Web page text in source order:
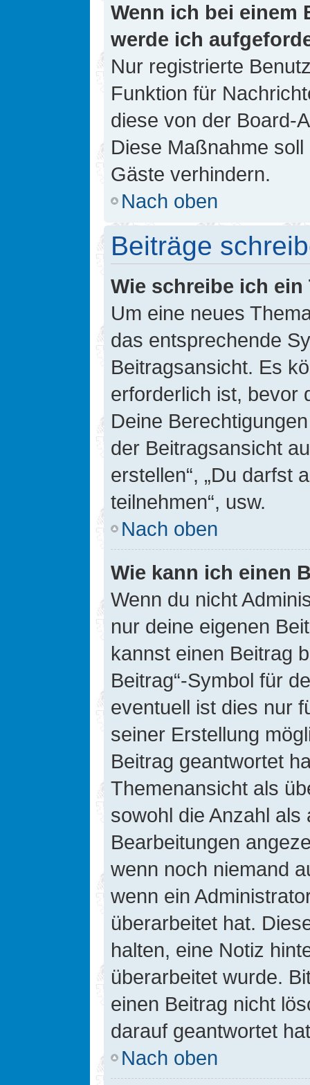
Wenn ich bei einem
werde ich
Nur registrierte
Funktion für
diese von der Board-
Diese Maßnahme
Gäste verhindern.
Nach oben
Beiträge
Wie schreibe ich ein
Um eine neues
das entsprechende
Beitragsansicht. Es
erforderlich ist, bevor
Deine
der Beitragsansicht
erstellen“, „Du darfst
teilnehmen“, usw.
Nach oben
Wie kann ich einen
Wenn du nicht
nur deine eigenen
kannst einen Beitrag
Beitrag“-Symbol für
eventuell ist dies nur
seiner Erstellung
Beitrag geantwortet
Themenansicht als
sowohl die Anzahl
Bearbeitungen
wenn noch niemand
wenn ein
überarbeitet hat.
halten, eine Notiz
überarbeitet wurde.
einen Beitrag nicht
darauf geantwortet
Nach oben